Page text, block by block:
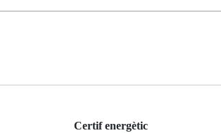
Certif energètic